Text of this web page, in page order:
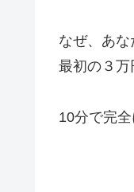
なぜ、あ
最初の３万
10分で完